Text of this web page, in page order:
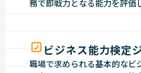
務で即戦力となる能力を評価
ビジネス能力検定
職場で求められる基本的なビ